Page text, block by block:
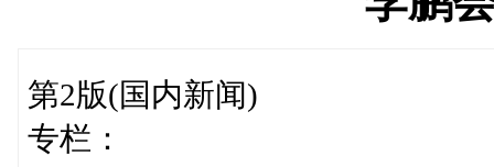
第2版(国内新闻)
专栏：